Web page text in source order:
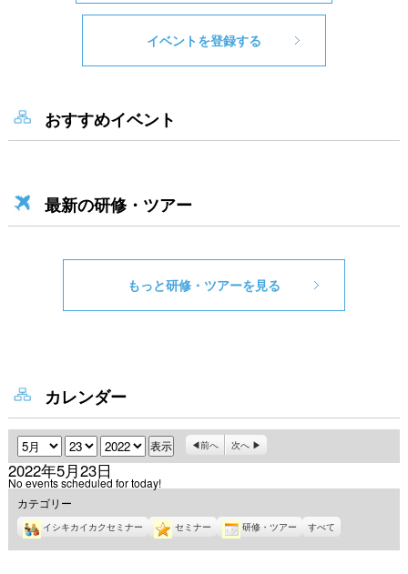
イベントを登録する
おすすめイベント
最新の研修・ツアー
もっと研修・ツアーを見る
カレンダー
月 日 年 前へ 次へ
2022年5月23日
No events scheduled for today!
カテゴリー
イシキカイカクセミナー セミナー 研修・ツアー すべて